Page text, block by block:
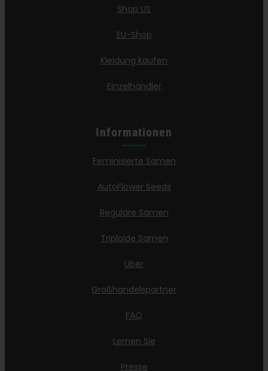
Shop US
EU-Shop
Kleidung kaufen
Einzelhändler
Informationen
Feminisierte Samen
AutoFlower Seeds
Reguläre Samen
Triploide Samen
Über
Großhandelspartner
FAQ
Lernen Sie
Presse